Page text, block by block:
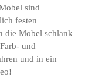
sind
festen
die Mobel schlank
und
und in ein